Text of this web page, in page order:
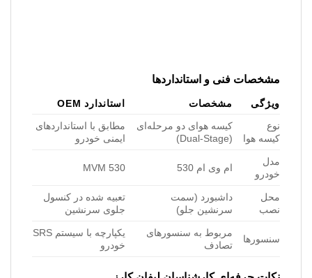
مشخصات فنی و استانداردها
ویژگی مشخصات
استاندارد OEM
نوع
کیسه هوا
کیسه هوای دو مرحله‌ای
(Dual-Stage)
مطابق با استانداردهای
ایمنی خودرو
مدل
خودرو
ام وی ام 530 MVM 530
محل
نصب
داشبورد (سمت
سرنشین جلو)
تعبیه شده در کنسول
جلوی سرنشین
سنسورها
مربوط به سنسورهای
تصادف
یکپارچه با سیستم SRS
خودرو